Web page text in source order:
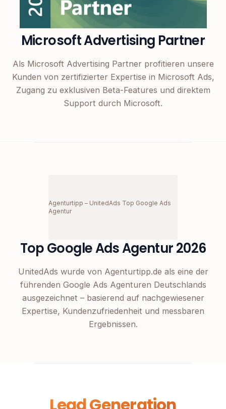
Microsoft Advertising Partner
Als Microsoft Advertising Partner profitieren unsere
Kunden von zertifizierter Expertise in Microsoft Ads,
Zugang zu exklusiven Beta-Features und direktem
Support durch Microsoft.
Agenturtipp – UnitedAds Top Google Ads
Agentur
Top Google Ads Agentur 2026
UnitedAds wurde von Agenturtipp.de als eine der
führenden Google Ads Agenturen Deutschlands
ausgezeichnet – basierend auf nachgewiesener
Expertise, Kundenzufriedenheit und messbaren
Ergebnissen.